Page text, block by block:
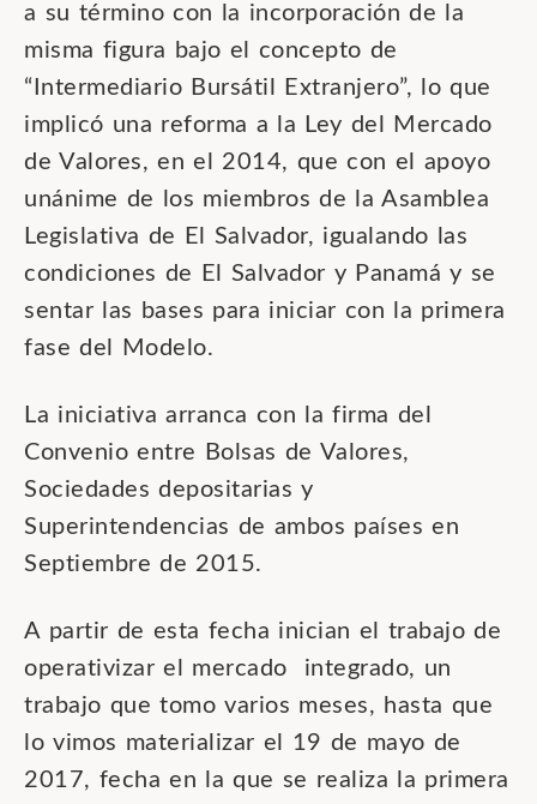
a su término con la incorporación de la
misma figura bajo el concepto de
“Intermediario Bursátil Extranjero”, lo que
implicó una reforma a la Ley del Mercado
de Valores, en el 2014, que con el apoyo
unánime de los miembros de la Asamblea
Legislativa de El Salvador, igualando las
condiciones de El Salvador y Panamá y se
sentar las bases para iniciar con la primera
fase del Modelo.
La iniciativa arranca con la firma del
Convenio entre Bolsas de Valores,
Sociedades depositarias y
Superintendencias de ambos países en
Septiembre de 2015.
A partir de esta fecha inician el trabajo de
operativizar el mercado integrado, un
trabajo que tomo varios meses, hasta que
lo vimos materializar el 19 de mayo de
2017, fecha en la que se realiza la primera